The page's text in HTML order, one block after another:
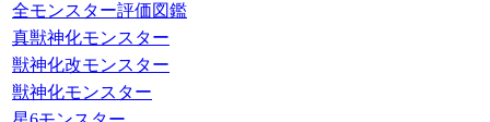
全モンスター評価図鑑
真獣神化モンスター
獣神化改モンスター
獣神化モンスター